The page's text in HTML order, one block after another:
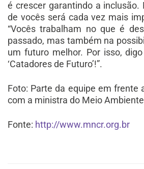
é crescer garantindo a inclusão.
de vocês será cada vez mais
“Vocês trabalham no que é
passado, mas também na
um futuro melhor. Por isso,
‘Catadores de Futuro’!”.
Foto: Parte da equipe em frente
com a ministra do Meio
Fonte: http://www.mncr.org.br